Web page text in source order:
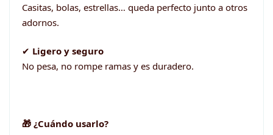
Casitas, bolas, estrellas… queda perfecto junto a otros
adornos.
✔ Ligero y seguro
No pesa, no rompe ramas y es duradero.
🎁 ¿Cuándo usarlo?